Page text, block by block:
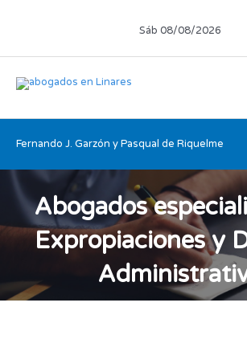
Sáb 08/08/2026
Fernando J. Garzón y Pasqual de Riquelme
Abogados
Expropiaciones y